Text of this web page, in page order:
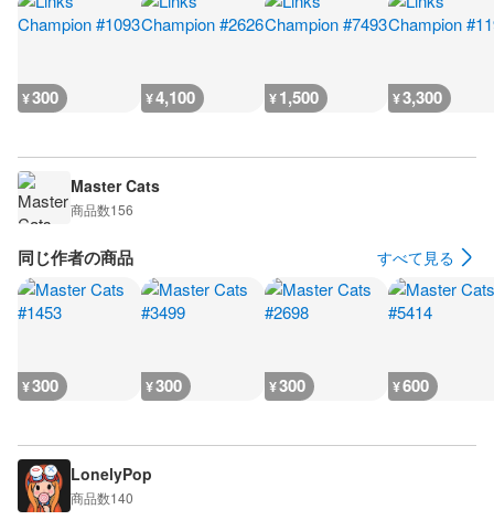
¥300 ¥4,100 ¥1,500 ¥3,300
Master Cats
商品数156
同じ作者の商品 すべて見る
¥300 ¥300 ¥300 ¥600
LonelyPop
商品数140